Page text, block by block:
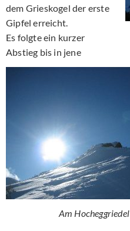
Am Hocheggriedel
dem Grieskogel der erste
Gipfel erreicht.
Es folgte ein kurzer
Abstieg bis in jene